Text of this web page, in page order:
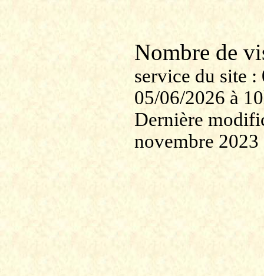
Nombre de
service du site
05/06/2026 à
Dernière
novembre 2023